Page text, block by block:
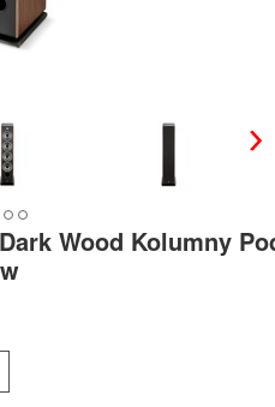
Wood Kolumny